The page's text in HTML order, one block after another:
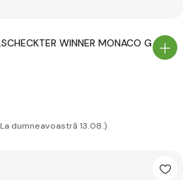
WINNER MONACO G
dumneavoastră 13.08.)